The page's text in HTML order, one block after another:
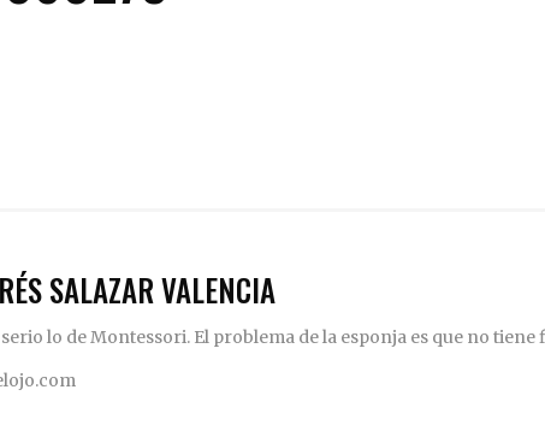
SALAZAR VALENCIA
lo de Montessori. El problema de la esponja es que no tiene